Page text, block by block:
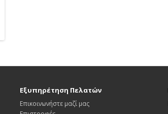
Εξυπηρέτηση Πελατών
Επικοινωνήστε μαζί μας